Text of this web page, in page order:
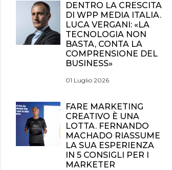
DENTRO LA CRESCITA
DI WPP MEDIA ITALIA.
LUCA VERGANI: «LA
TECNOLOGIA NON
BASTA, CONTA LA
COMPRENSIONE DEL
BUSINESS»
01 Luglio 2026
FARE MARKETING
CREATIVO È UNA
LOTTA. FERNANDO
MACHADO RIASSUME
LA SUA ESPERIENZA
IN 5 CONSIGLI PER I
MARKETER